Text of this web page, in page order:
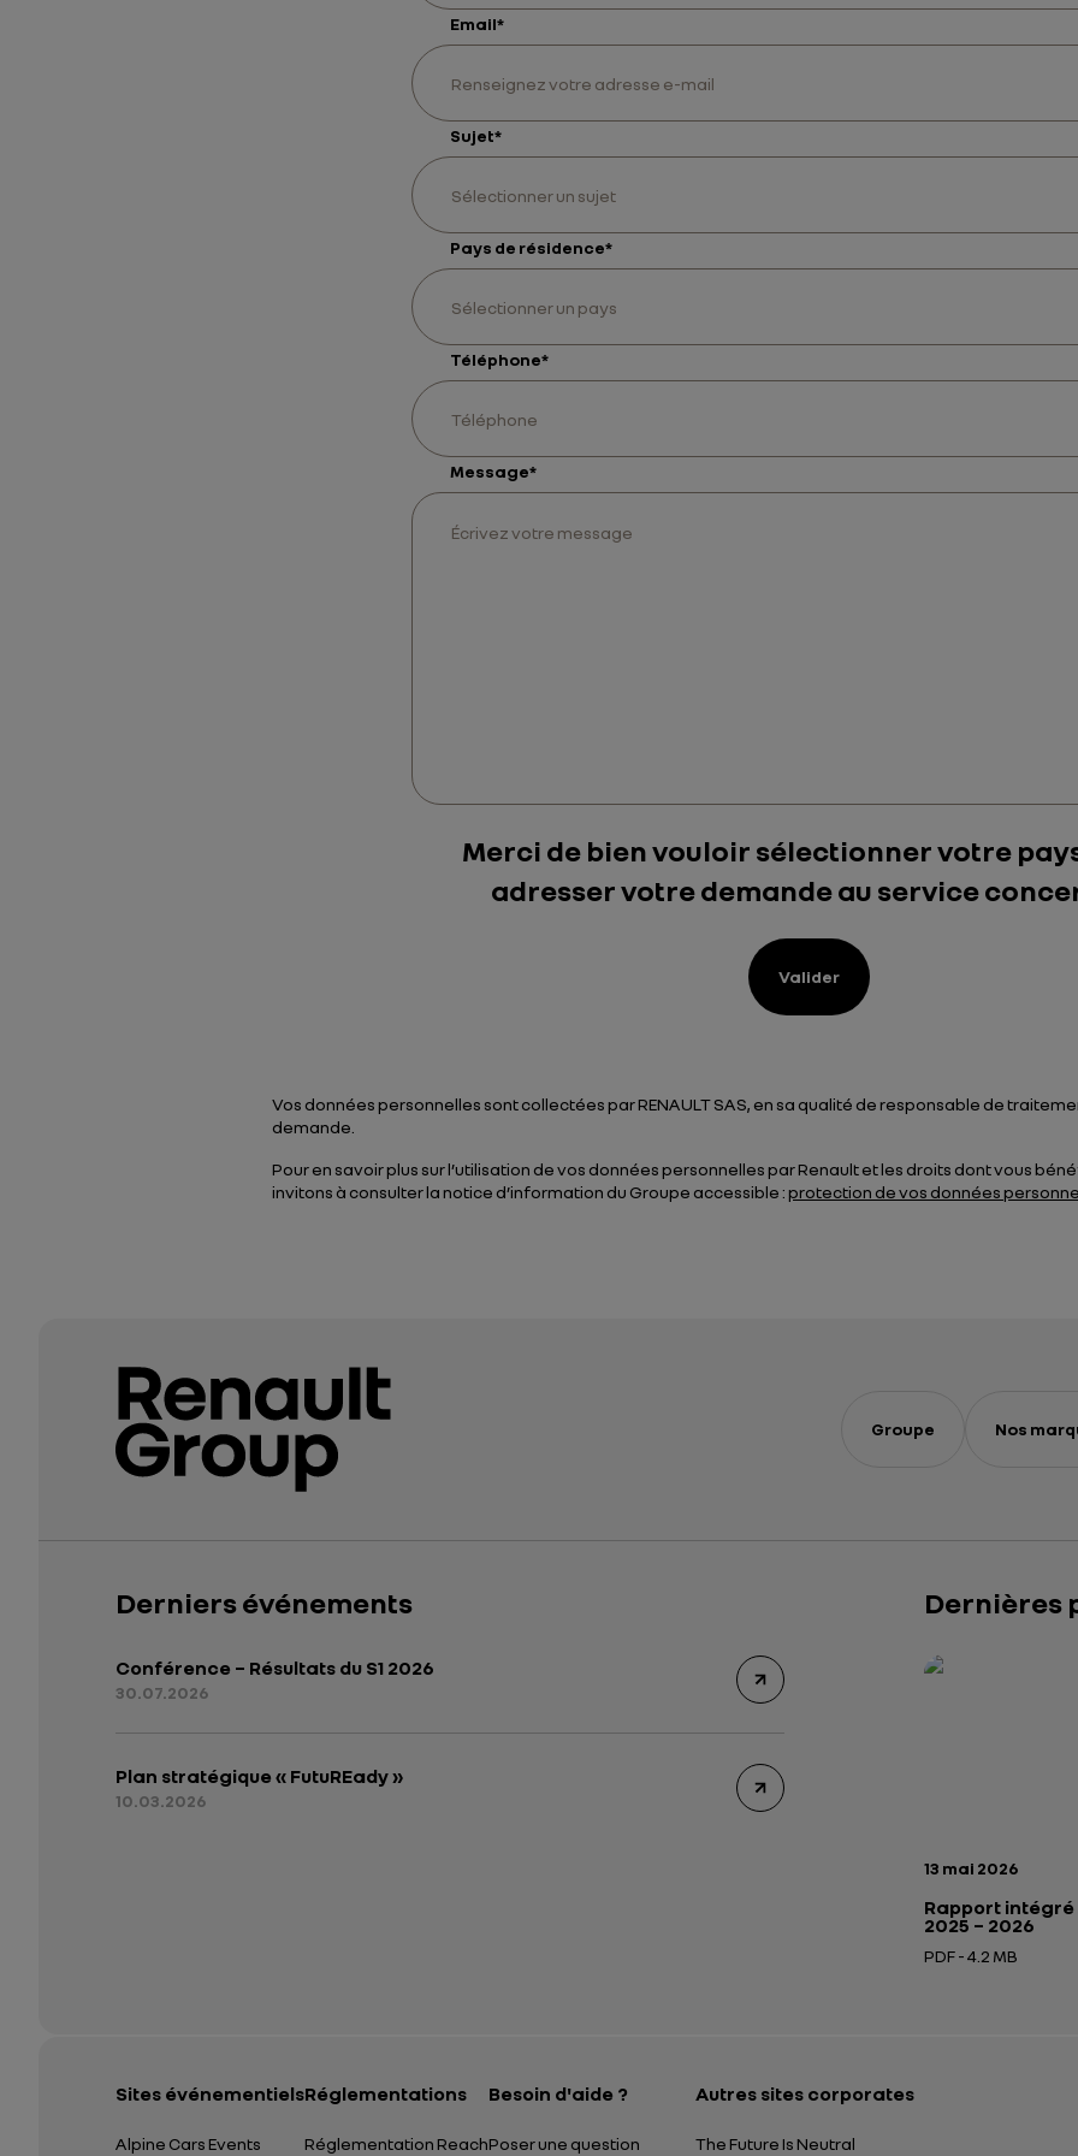
Email*
Sujet*
Sélectionner un sujet
Pays de résidence*
Sélectionner un pays
Téléphone*
Message*
Merci de bien vouloir sélectionner votre
adresser votre demande au service
Valider
Vos données personnelles sont collectées par RENAULT SAS, en sa qualité de responsable de
demande.
Pour en savoir plus sur l’utilisation de vos données personnelles par Renault et les droits dont vous
invitons à consulter la notice d’information du Groupe accessible :protection de vos données
Groupe Nos
Derniers événements
Conférence – Résultats du S1 2026
30.07.2026
Plan stratégique « FutuREady »
10.03.2026
Dernières
Date de
13 mai 2026
Rapport intégré
2025 – 2026
PDF - 4.2 MB
Ouverture dans
Rapport intégré
Présentation
Sites événementiels
Alpine Cars Events
Réglementations
Réglementation Reach
Besoin d'aide ?
Poser une question
Autres sites corporates
The Future Is Neutral